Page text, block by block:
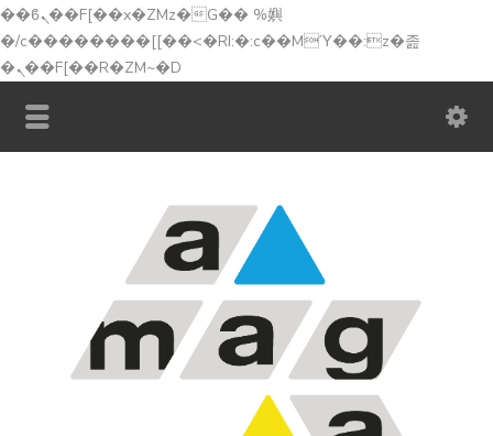
��ϐܢ��F[��x�ZMz�G�� %嬩
�/c��������[[��<�RI:�:c��MΎ��:z�졾
�ܢ��F[��R�ZM~�D